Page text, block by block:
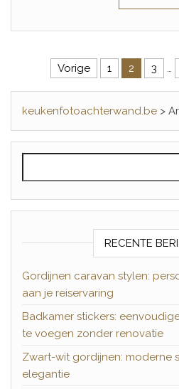
Berichten
Vorige 1 2 3 …
keukenfotoachterwand.be >
RECENTE
Gordijnen caravan stylen:
aan je reiservaring
Badkamer stickers:
te voegen zonder renovatie
Zwart-wit gordijnen: moderne
elegantie